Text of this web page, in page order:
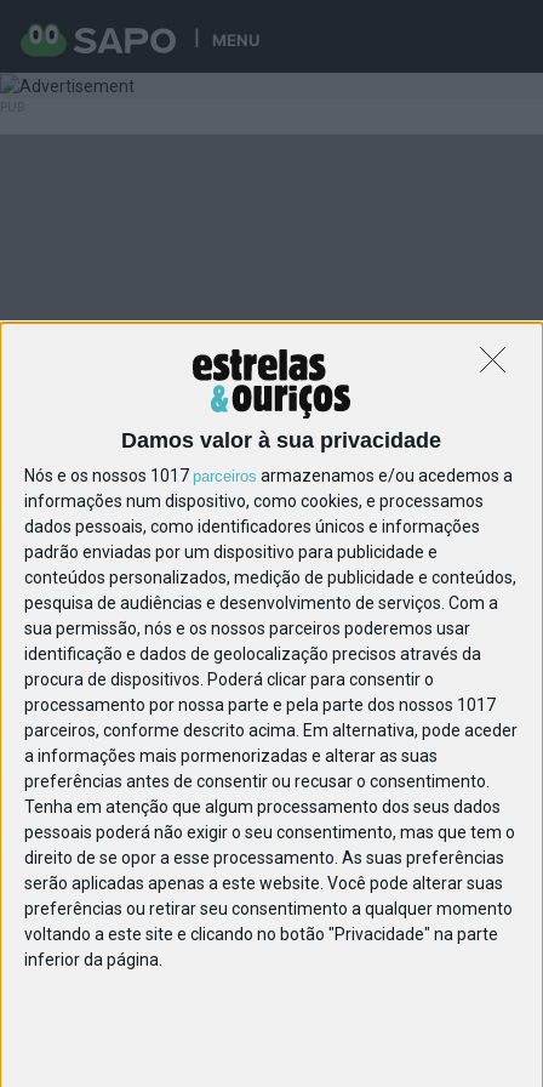
Damos valor à sua privacidade
Nós e os nossos 1017 parceiros armazenamos e/ou acedemos a
informações num dispositivo, como cookies, e processamos
dados pessoais, como identificadores únicos e informações
padrão enviadas por um dispositivo para publicidade e
conteúdos personalizados, medição de publicidade e conteúdos,
pesquisa de audiências e desenvolvimento de serviços. Com a
sua permissão, nós e os nossos parceiros poderemos usar
identificação e dados de geolocalização precisos através da
procura de dispositivos. Poderá clicar para consentir o
processamento por nossa parte e pela parte dos nossos 1017
parceiros, conforme descrito acima. Em alternativa, pode aceder
a informações mais pormenorizadas e alterar as suas
preferências antes de consentir ou recusar o consentimento.
Tenha em atenção que algum processamento dos seus dados
pessoais poderá não exigir o seu consentimento, mas que tem o
direito de se opor a esse processamento. As suas preferências
serão aplicadas apenas a este website. Você pode alterar suas
preferências ou retirar seu consentimento a qualquer momento
voltando a este site e clicando no botão "Privacidade" na parte
inferior da página.
MENU
1227571303201590